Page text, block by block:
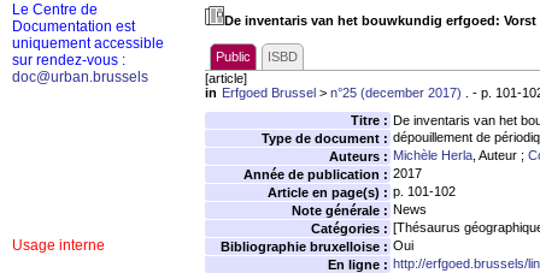
De inventaris van het bouwkundig erfgoed: Vorst
Public
ISBD
[article]
in Erfgoed Brussel > n°25 (december 2017) . - p. 101-
Titre : De inventaris van het
Type de document : dépouillement de
Auteurs : Michèle Herla , Auteur ;
Année de publication : 2017
Article en page(s) : p. 101-102
Note générale : News
Catégories : [Thésaurus
Bibliographie bruxelloise : Oui
En ligne : http://erfgoed.brussels/
Le Centre de
Documentation est
uniquement accessible
sur rendez-vous :
doc@urban.brussels
Usage interne